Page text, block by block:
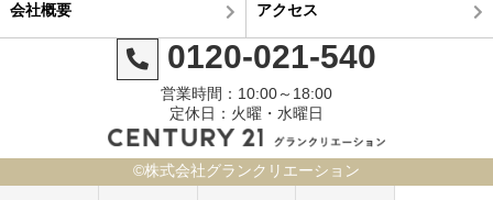
会社概要 アクセス
0120-021-540
営業時間：10:00～18:00
定休日：火曜・水曜日
©株式会社グランクリエーション